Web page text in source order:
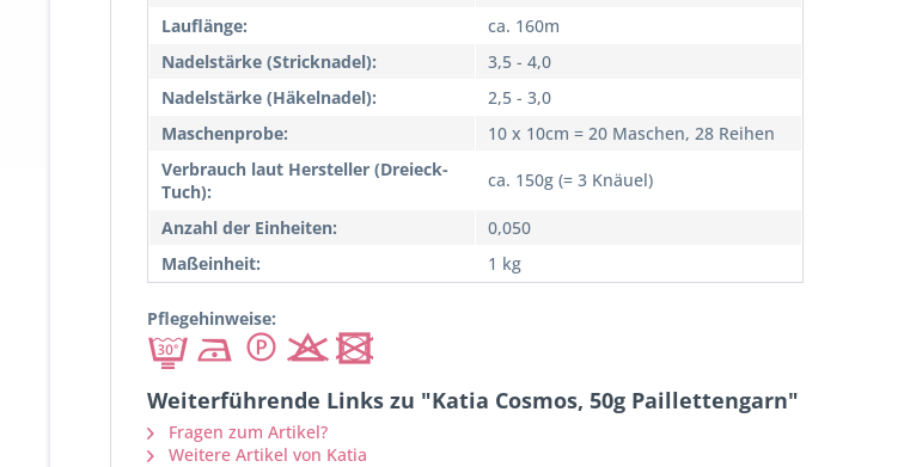
Lauflänge:
ca. 160m
Nadelstärke (Stricknadel):
3,5 - 4,0
Nadelstärke (Häkelnadel):
2,5 - 3,0
Maschenprobe:
10 x 10cm = 20 Maschen, 28 Reihen
Verbrauch laut Hersteller (Dreieck-
Tuch):
ca. 150g (= 3 Knäuel)
Anzahl der Einheiten:
0,050
Maßeinheit:
1 kg
Pflegehinweise:
Weiterführende Links zu "Katia Cosmos, 50g Paillettengarn"
Fragen zum Artikel?
Weitere Artikel von Katia